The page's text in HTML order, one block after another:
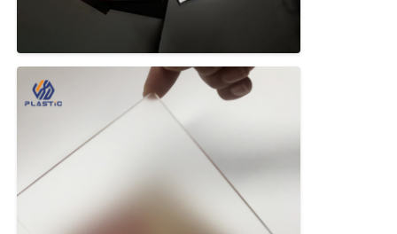
Plaque acrylique en plastique transparent
Feuille acrylique coulée
Feuille acrylique couleur
Boîte de rangement en acrylique